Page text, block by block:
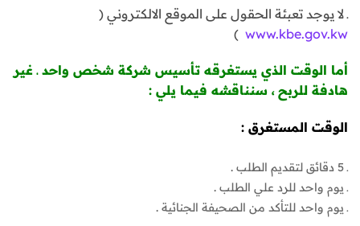
ـ لا يوجد تعبئة الحقول على الموقع الالكتروني (
www.kbe.gov.kw
)
أما الوقت الذي يستغرقه تأسيس شركة شخص واحد ـ غير
هادفة للربح ، سنناقشه فيما يلي :
الوقت المستغرق :
ـ 5 دقائق لتقديم الطلب .
ـ يوم واحد للرد علي الطلب .
ـ يوم واحد للتأكد من الصحيفة الجنائية .